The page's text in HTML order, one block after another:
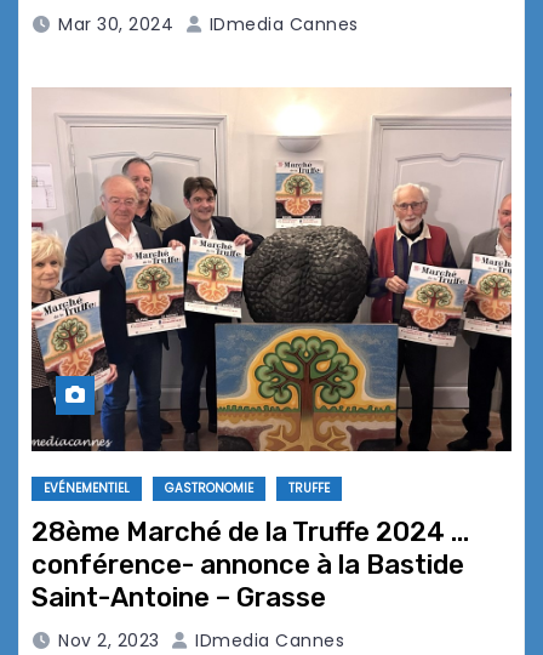
Mar 30, 2024 IDmedia Cannes
EVÉNEMENTIEL GASTRONOMIE TRUFFE
28ème Marché de la Truffe 2024 …
conférence- annonce à la Bastide
Saint-Antoine – Grasse
Nov 2, 2023 IDmedia Cannes